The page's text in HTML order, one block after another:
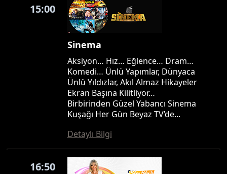
15:00
Sinema
Aksiyon… Hız… Eğlence… Dram…
Komedi… Ünlü Yapımlar, Dünyaca
Ünlü Yıldızlar, Akıl Almaz Hikayeler
Ekran Başına Kilitliyor…
Birbirinden Güzel Yabancı Sinema
Kuşağı Her Gün Beyaz TV’de...
Detaylı Bilgi
16:50